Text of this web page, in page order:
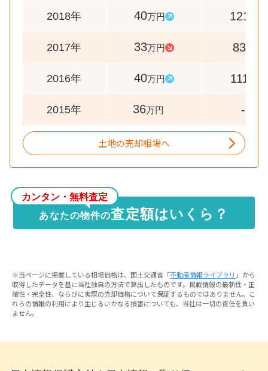
2018年 40万円 121
2017年 33万円 83
2016年 40万円 111
2015年 36万円 -
土地の売却相場へ
カンタン・無料査定
あなたの物件の査定額はいくら？
※当ページに掲載している相場価格は、国土交通省「不動産情報ライブラリ 」から
取得したデータを基に当社独自の方法で算出したものです。掲載情報の最新性・正
確性・完全性、ならびに実際の売却価格について保証するものではありません。こ
れらの情報の利用により生じるいかなる損害についても、当社は一切の責任を負い
ません。